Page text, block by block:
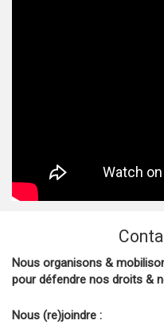
Nous organisons &
pour défendre nos droits &
Nous (re)joindre :